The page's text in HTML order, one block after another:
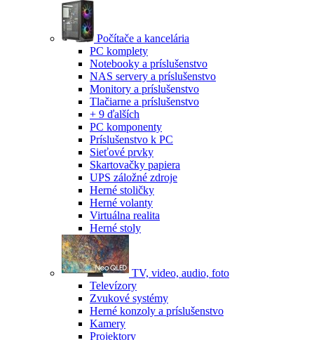
Počítače a kancelária
PC komplety
Notebooky a príslušenstvo
NAS servery a príslušenstvo
Monitory a príslušenstvo
Tlačiarne a príslušenstvo
+ 9 ďalších
PC komponenty
Príslušenstvo k PC
Sieťové prvky
Skartovačky papiera
UPS záložné zdroje
Herné stoličky
Herné volanty
Virtuálna realita
Herné stoly
TV, video, audio, foto
Televízory
Zvukové systémy
Herné konzoly a príslušenstvo
Kamery
Projektory